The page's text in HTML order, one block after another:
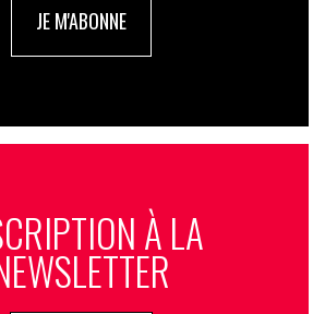
JE M'ABONNE
À LA